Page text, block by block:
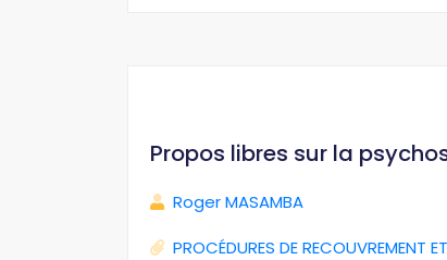
Propos libres sur la
Roger MASAMBA
PROCÉDURES DE RECOUVREMENT